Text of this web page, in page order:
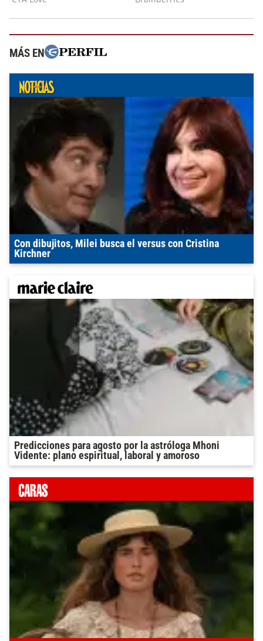
MÁS EN
Con dibujitos, Milei busca el versus con Cristina
Kirchner
Predicciones para agosto por la astróloga Mhoni
Vidente: plano espiritual, laboral y amoroso